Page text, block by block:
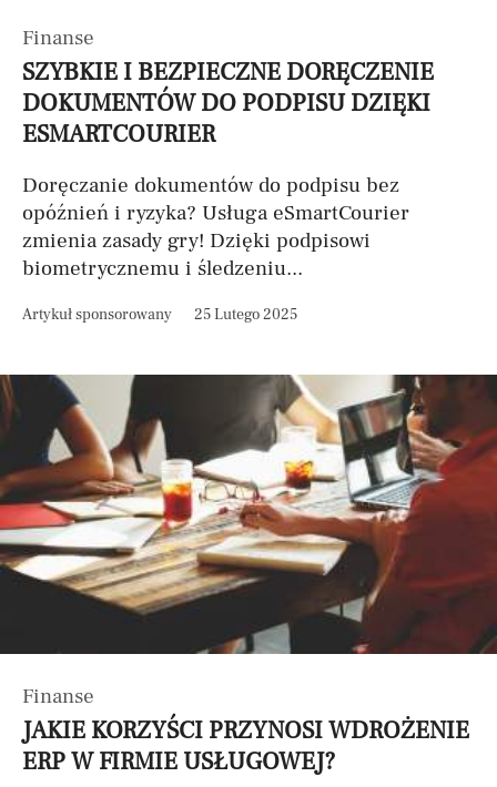
Finanse
SZYBKIE I BEZPIECZNE DORĘCZENIE
DOKUMENTÓW DO PODPISU DZIĘKI
ESMARTCOURIER
Doręczanie dokumentów do podpisu bez
opóźnień i ryzyka? Usługa eSmartCourier
zmienia zasady gry! Dzięki podpisowi
biometrycznemu i śledzeniu...
Artykuł sponsorowany 25 Lutego 2025
Finanse
JAKIE KORZYŚCI PRZYNOSI WDROŻENIE
ERP W FIRMIE USŁUGOWEJ?